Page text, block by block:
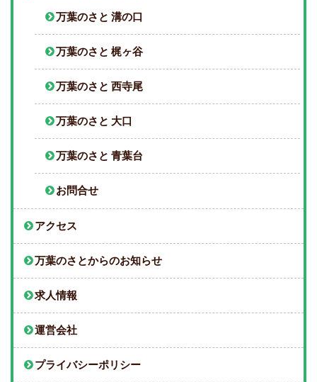
万葉のさと 溝の口
万葉のさと 梶ヶ谷
万葉のさと 西寺尾
万葉のさと 大口
万葉のさと 青葉台
お問合せ
アクセス
万葉のさとからのお知らせ
求人情報
運営会社
プライバシーポリシー